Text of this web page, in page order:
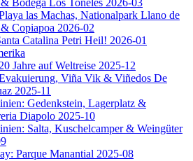
Bodega Los Toneles 2026-03
las Machas, Nationalpark Llano de
Copiapoa 2026-02
Catalina Petri Heil! 2026-01
Jahre auf Weltreise 2025-12
Viña Vik & Viñedos De
2025-11
Gedenkstein, Lagerplatz &
Diapolo 2025-10
Salta, Kuschelcamper & Weingüter
Parque Manantial 2025-08